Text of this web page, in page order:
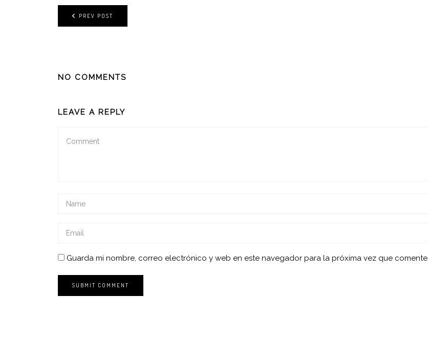
PREV POST
NO COMMENTS
LEAVE A REPLY
Guarda mi nombre, correo electrónico y web en este navegador para la próxima vez que comente.